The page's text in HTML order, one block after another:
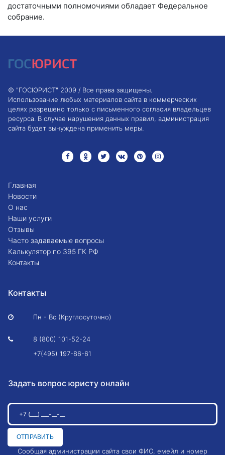
достаточными полномочиями обладает Федеральное
собрание.
© "ГОСЮРИСТ" 2009 / Все права защищены.
Использование любых материалов сайта в коммерческих
целях разрешено только с письменного согласия владельцев
ресурса. В случае нарушения данных правил, администрация
сайта будет вынуждена применить меры.
Главная
Новости
О нас
Наши услуги
Отзывы
Часто задаваемые вопросы
Калькулятор по 395 ГК РФ
Контакты
Контакты
 Пн - Вс (Круглосуточно)

8 (800) 101-52-24
+7(495) 197-86-61
Задать вопрос юристу онлайн
ОТПРАВИТЬ
Сообщая администрации сайта свои ФИО, емейл и номер